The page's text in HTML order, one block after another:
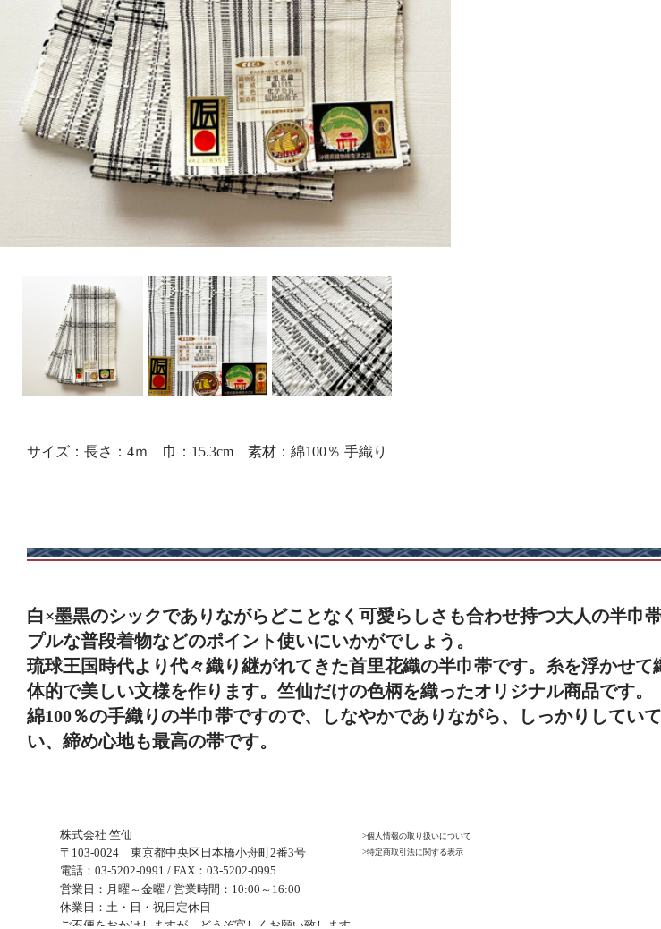
サイズ：長さ：4ｍ 巾：15.3cm 素材：綿100％ 手織り
白×墨黒のシックでありながらどことなく可愛らしさも合わせ持つ大人の半巾
プルな普段着物などのポイント使いにいかがでしょう。
琉球王国時代より代々織り継がれてきた首里花織の半巾帯です。糸を浮かせて
体的で美しい文様を作ります。竺仙だけの色柄を織ったオリジナル商品です。
綿100％の手織りの半巾帯ですので、しなやかでありながら、しっかりしてい
い、締め心地も最高の帯です。
株式会社 竺仙
〒103-0024 東京都中央区日本橋小舟町2番3号
電話：03-5202-0991 / FAX：03-5202-0995
営業日：月曜～金曜 / 営業時間：10:00～16:00
休業日：土・日・祝日定休日
ご不便をおかけしますが、どうぞ宜しくお願い致します。
>個人情報の取り扱いについて
>特定商取引法に関する表示